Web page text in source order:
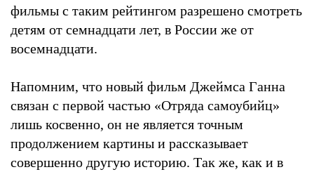
фильмы с таким рейтингом разрешено смотреть
детям от семнадцати лет, в России же от
восемнадцати.
Напомним, что новый фильм Джеймса Ганна
связан с первой частью «Отряда самоубийц»
лишь косвенно, он не является точным
продолжением картины и рассказывает
совершенно другую историю. Так же, как и в